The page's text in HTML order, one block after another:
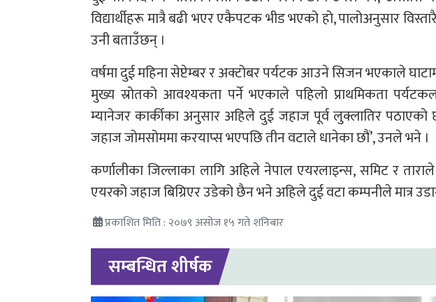
विद्यार्थीहरू मात्रै बढी भएर एकैपटक भीड भएको हो, पालोअनुसार
उनी बताउँछन् ।
वर्षमा दुई महिना सेप्टेम्बर र अक्टोबर पर्यटक आउने सिजन भएकाले
मुख्य स्रोतको आवश्यकता पर्ने भएकाले पहिलो प्राथमिकता
म्यानेजर कार्कीका अनुसार अहिले दुई जहाज पूर्व लुक्लातिर
जहाज जोमसोममा करयाप्स भएपछि तीन वटाले धानेका छौं’, उनले भने ।
कर्णालीका जिल्लाका लागि अहिले नेपाल एयरलाइन्स, समिट र
एयरको जहाज बिग्रिएर उडेको छैन भने अहिले दुई वटा कम्पनीले मात्र
प्रकाशित मिति : २०७९ असोज १५ गते शनिबार
सम्बन्धित शीर्षक